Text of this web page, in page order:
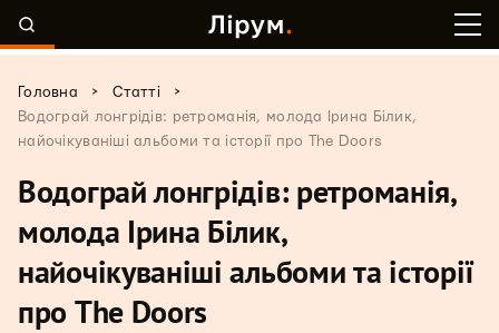
Головна > Статті
>
Водограй лонгрідів: ретроманія, молода Ірина Білик,
найочікуваніші альбоми та історії про The Doors
Водограй лонгрідів: ретроманія,
молода Ірина Білик,
найочікуваніші альбоми та історії
про The Doors